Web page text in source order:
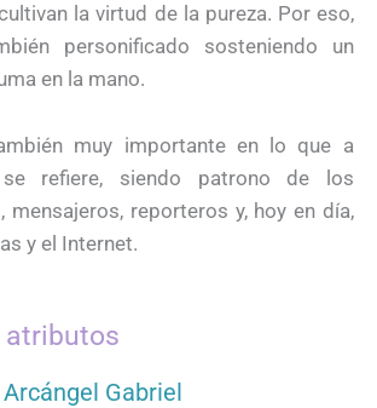
la virtud de la pureza. Por eso,
personificado sosteniendo un
en la mano.
muy importante en lo que a
se refiere, siendo patrono de los
mensajeros, reporteros y, hoy en día,
y el Internet.
atributos
Gabriel